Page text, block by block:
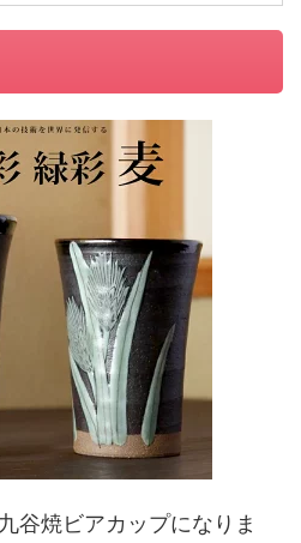
谷焼ビアカップになりま